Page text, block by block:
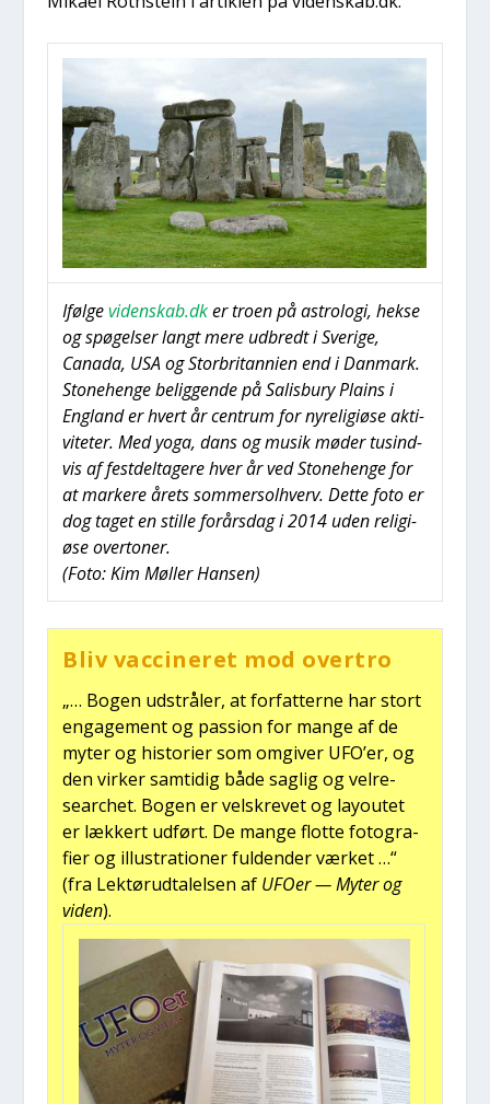
Iføl­gevidenskab.dker tro­en på astro­lo­gi, hek­se
og spø­gel­ser langt mere udbredt i Sve­ri­ge,
Cana­da, USA og Stor­bri­tan­ni­en end i Dan­mark.
Sto­ne­hen­ge belig­gen­de på Salis­bury Plains i
Eng­land er hvert år cen­trum for nyre­li­gi­øse akti­
vi­te­ter. Med yoga, dans og musik møder tusind­
vis af fest­del­ta­ge­re hver år ved Sto­ne­hen­ge for
at mar­ke­re årets som­mer­sol­hverv. Det­te foto er
dog taget en stil­le for­års­dag i 2014 uden reli­gi­
øse over­to­ner.
(Foto: Kim Møl­ler Han­sen)
Bliv vac­ci­ne­ret mod over­tro
„… Bogen udstrå­ler, at for­fat­ter­ne har stort
enga­ge­ment og pas­sion for man­ge af de
myter og histo­ri­er som omgi­ver UFO’er, og
den vir­ker sam­ti­dig både sag­lig og vel­re­
sear­chet. Bogen er velskre­vet og lay­ou­tet
er læk­kert udført. De man­ge flot­te foto­gra­
fi­er og illu­stra­tio­ner ful­den­der vær­ket …“
(fra Lek­tør­ud­ta­lel­sen af UFO­er — Myter og
viden).